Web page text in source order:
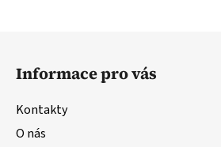
Informace pro vás
Kontakty
O nás